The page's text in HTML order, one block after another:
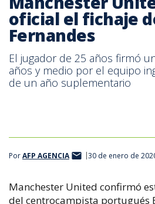
oficial el fichaje
Fernandes
El jugador de 25 años firmó
años y medio por el equipo
de un año suplementario
PorAFP AGENCIA 30 de enero de
Manchester United confirmó
del centrocampista portugués